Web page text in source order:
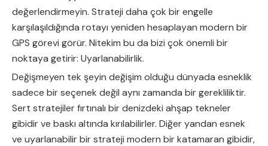
değerlendirmeyin. Strateji daha çok bir engelle
karşılaşıldığında rotayı yeniden hesaplayan modern bir
GPS görevi görür. Nitekim bu da bizi çok önemli bir
noktaya getirir: Uyarlanabilirlik.
Değişmeyen tek şeyin değişim olduğu dünyada esneklik
sadece bir seçenek değil aynı zamanda bir gerekliliktir.
Sert stratejiler fırtınalı bir denizdeki ahşap tekneler
gibidir ve baskı altında kırılabilirler. Diğer yandan esnek
ve uyarlanabilir bir strateji modern bir katamaran gibidir,